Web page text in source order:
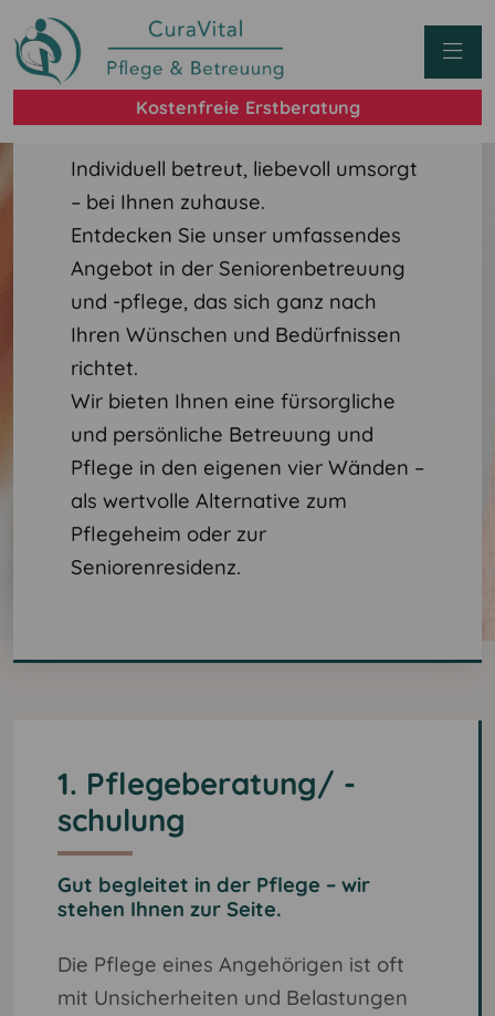
Kostenfreie Erstberatung
Gemeinsam Stark!
Pflege und Betreuung
durch Curavital von A-Z
Individuell betreut, liebevoll umsorgt
– bei Ihnen zuhause.
Entdecken Sie unser umfassendes
Angebot in der Seniorenbetreuung
und -pflege, das sich ganz nach
Ihren Wünschen und Bedürfnissen
richtet.
Wir bieten Ihnen eine fürsorgliche
und persönliche Betreuung und
Pflege in den eigenen vier Wänden –
als wertvolle Alternative zum
Pflegeheim oder zur
Seniorenresidenz.
1. Pflegeberatung/ -
schulung
Gut begleitet in der Pflege – wir
stehen Ihnen zur Seite.
Die Pflege eines Angehörigen ist oft
mit Unsicherheiten und Belastungen